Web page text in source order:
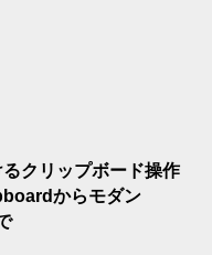
クリップボード操作
からモダン